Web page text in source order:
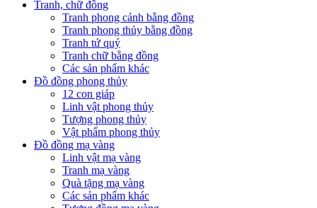
Tranh, chữ đồng
Tranh phong cảnh bằng đồng
Tranh phong thủy bằng đồng
Tranh tứ quý
Tranh chữ bằng đồng
Các sản phẩm khác
Đồ đồng phong thủy
12 con giáp
Linh vật phong thủy
Tượng phong thủy
Vật phẩm phong thủy
Đồ đồng mạ vàng
Linh vật mạ vàng
Tranh mạ vàng
Quà tặng mạ vàng
Các sản phẩm khác